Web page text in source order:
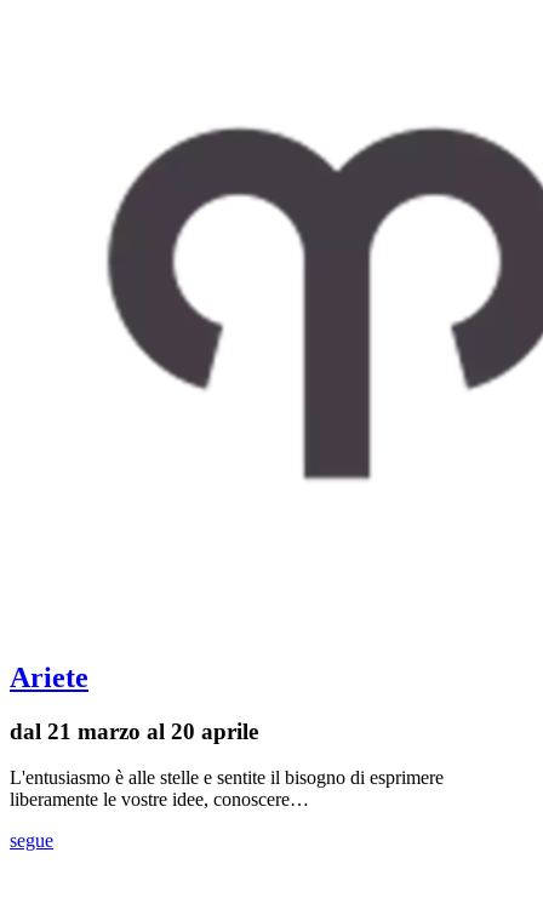
Ariete
dal 21 marzo al 20 aprile
L'entusiasmo è alle stelle e sentite il bisogno di esprimere
liberamente le vostre idee, conoscere…
segue